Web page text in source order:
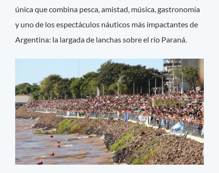
única que combina pesca, amistad, música, gastronomía
y uno de los espectáculos náuticos más impactantes de
Argentina: la largada de lanchas sobre el río Paraná.